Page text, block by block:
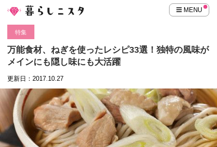
MENU
特集
万能食材、ねぎを使ったレシピ33選！独特の風味が
メインにも隠し味にも大活躍
更新日：2017.10.27